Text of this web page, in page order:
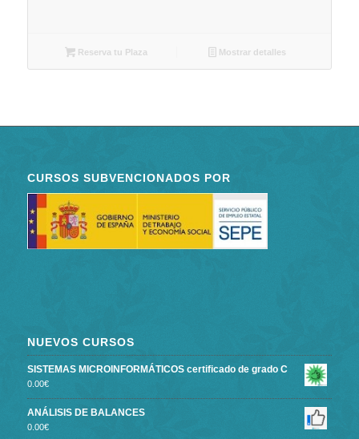
Reserva tu Plaza Mostrar detalles
CURSOS SUBVENCIONADOS POR
NUEVOS CURSOS
SISTEMAS MICROINFORMÁTICOS certificado de grado C
0.00€
ANÁLISIS DE BALANCES
0.00€